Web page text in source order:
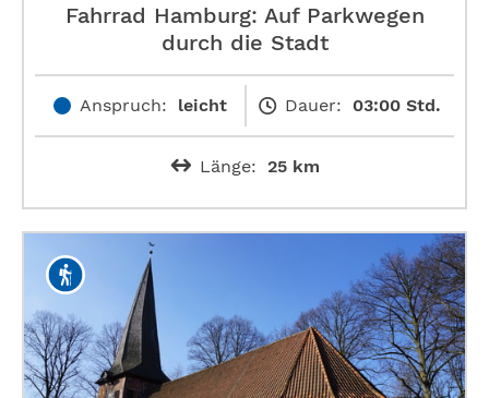
Fahrrad Hamburg: Auf Parkwegen
durch die Stadt
Anspruch: leicht Dauer: 03:00 Std.
Länge: 25 km